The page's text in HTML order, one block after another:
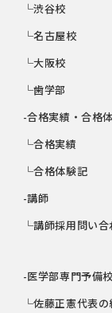
└渋谷校
└名古屋校
└大阪校
└歯学部
-合格実績・合格
└合格実績
└合格体験記
-講師
└講師採用問い合
-医学部専門予備
└佐藤正憲代表の